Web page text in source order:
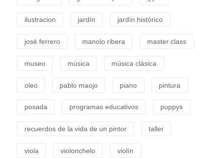
ilustracion jardín jardín histórico
josé ferrero manolo ribera master class
museo música música clásica
oleo pablo maojo piano pintura
posada programas educativos puppys
recuerdos de la vida de un pintor taller
viola violonchelo violín